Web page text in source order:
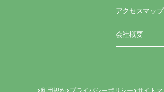
アクセスマップ
会社概要
利用規約 プライバシーポリシー サイトマ